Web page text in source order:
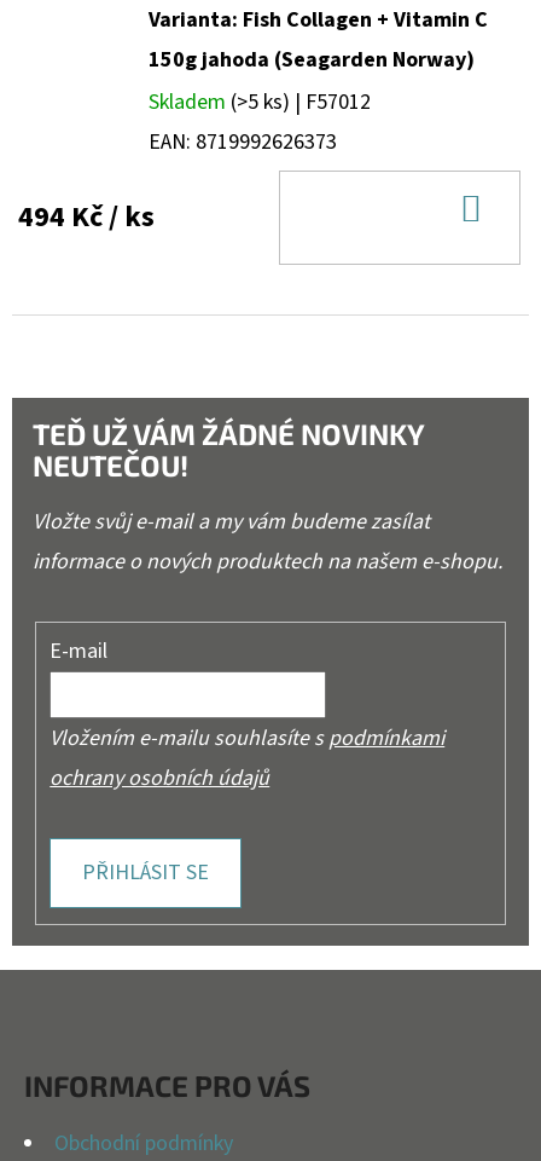
Varianta: Fish Collagen + Vitamin C
150g jahoda (Seagarden Norway)
Skladem (>5 ks) | F57012
EAN: 8719992626373
494 Kč/ ks
TEĎ UŽ VÁM ŽÁDNÉ NOVINKY
NEUTEČOU!
Vložte svůj e-mail a my vám budeme zasílat
informace o nových produktech na našem e-shopu.
E-mail
Vložením e-mailu souhlasíte spodmínkami
ochrany osobních údajů
PŘIHLÁSIT SE
INFORMACE PRO VÁS
Obchodní podmínky